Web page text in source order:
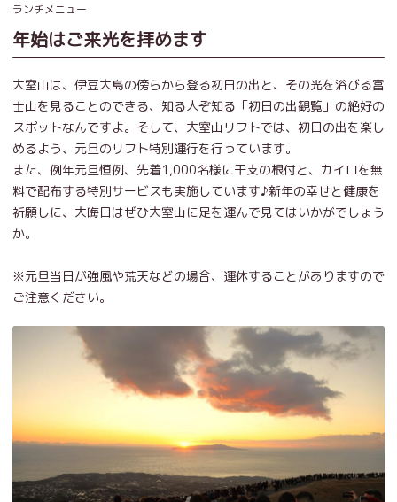
ランチメニュー
年始はご来光を拝めます
大室山は、伊豆大島の傍らから登る初日の出と、その光を浴びる富
士山を見ることのできる、知る人ぞ知る「初日の出観覧」の絶好の
スポットなんですよ。そして、大室山リフトでは、初日の出を楽し
めるよう、元旦のリフト特別運行を行っています。
また、例年元旦恒例、先着1,000名様に干支の根付と、カイロを無
料で配布する特別サービスも実施しています♪新年の幸せと健康を
祈願しに、大晦日はぜひ大室山に足を運んで見てはいかがでしょう
か。
※元旦当日が強風や荒天などの場合、運休することがありますので
ご注意ください。